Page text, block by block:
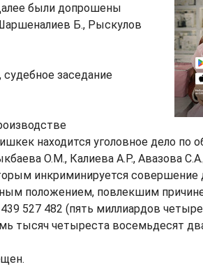
были допрошены
Б., Рыскулов
заседание
находится уголовное дело по
О.М., Калиева А.Р., Авазова
инкриминируется совершение
положением, повлекшим
527 482 (пять миллиардов
тысяч четыреста восемьдесят